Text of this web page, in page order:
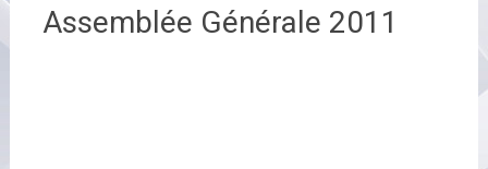
Assemblée Générale 2011